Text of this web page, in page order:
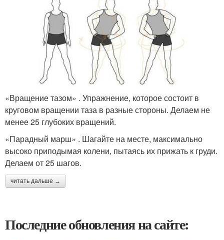
«Вращение тазом» . Упражнение, которое состоит в
круговом вращении таза в разные стороны. Делаем не
менее 25 глубоких вращений.
«Парадный марш» . Шагайте на месте, максимально
высоко приподымая колени, пытаясь их прижать к груди.
Делаем от 25 шагов.
читать дальше →
Последние обновления на сайте: